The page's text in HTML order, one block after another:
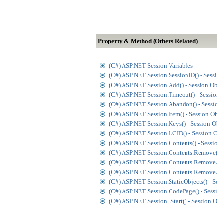
Property & Method (Others Related)
(C#) ASP.NET Session Variables
(C#) ASP.NET Session.SessionID() -
(C#) ASP.NET Session.Add() - Session
(C#) ASP.NET Session.Timeout() -
(C#) ASP.NET Session.Abandon() -
(C#) ASP.NET Session.Item() - Session
(C#) ASP.NET Session.Keys() - Session
(C#) ASP.NET Session.LCID() - Session
(C#) ASP.NET Session.Contents() -
(C#) ASP.NET
(C#) ASP.NET
(C#) ASP.NET
(C#) ASP.NET Session.StaticObjects() -
(C#) ASP.NET Session.CodePage() -
(C#) ASP.NET Session_Start() - Session